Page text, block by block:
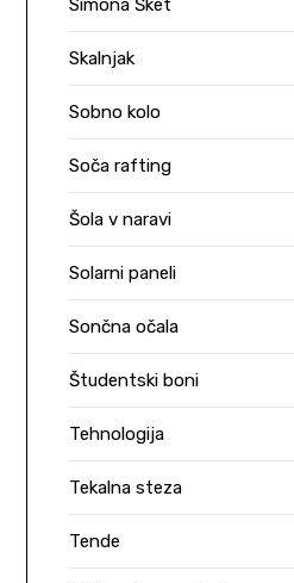
Simona Šket
Skalnjak
Sobno kolo
Soča rafting
Šola v naravi
Solarni paneli
Sončna očala
Študentski boni
Tehnologija
Tekalna steza
Tende